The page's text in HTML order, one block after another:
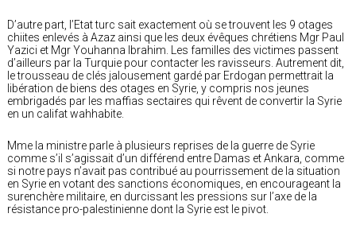
D’autre part, l’Etat turc sait exactement où se trouvent les 9 otages
chiites enlevés à Azaz ainsi que les deux évêques chrétiens Mgr Paul
Yazici et Mgr Youhanna Ibrahim. Les familles des victimes passent
d’ailleurs par la Turquie pour contacter les ravisseurs. Autrement dit,
le trousseau de clés jalousement gardé par Erdogan permettrait la
libération de biens des otages en Syrie, y compris nos jeunes
embrigadés par les maffias sectaires qui rêvent de convertir la Syrie
en un califat wahhabite.
Mme la ministre parle à plusieurs reprises de la guerre de Syrie
comme s’il s’agissait d’un différend entre Damas et Ankara, comme
si notre pays n’avait pas contribué au pourrissement de la situation
en Syrie en votant des sanctions économiques, en encourageant la
surenchère militaire, en durcissant les pressions sur l’axe de la
résistance pro-palestinienne dont la Syrie est le pivot.